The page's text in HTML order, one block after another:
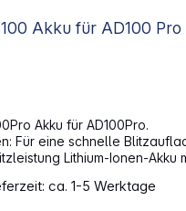
Godox WB100 Akku für AD100 Pro
Akku für AD100Pro.
und
Ionen-Akku mit 7,2 V
Blitze mit voller Leistung Kann
ca. 1-5 Werktage